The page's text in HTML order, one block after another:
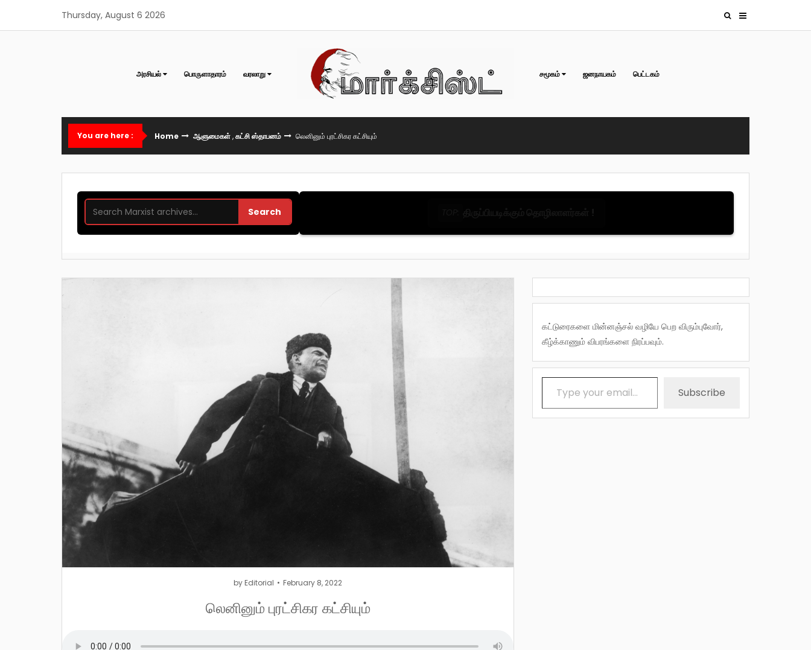
content
Thursday, August 6 2026
அரசியல் பொருளாதாரம் வரலாறு சமூகம் ஜனநாயகம் பெட்டகம்
You are here : Home ஆளுமைகள்,கட்சி ஸ்தாபனம் லெனினும் புரட்சிகர கட்சியும்
Search
by Editorial February 8, 2022
லெனினும் புரட்சிகர கட்சியும்
கட்டுரைகளை மின்னஞ்சல் வழியே பெற விரும்புவோர்,
கீழ்க்காணும் விபரங்களை நிரப்பவும்.
Type your email…
Subscribe